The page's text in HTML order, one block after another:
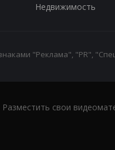
Недвижимость
"Реклама", "PR",
Разместить свои